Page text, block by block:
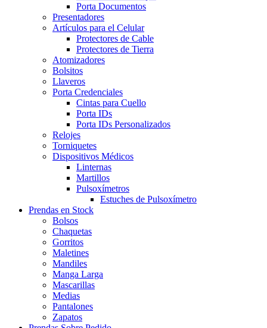
Porta Documentos
Presentadores
Artículos para el Celular
Protectores de Cable
Protectores de Tierra
Atomizadores
Bolsitos
Llaveros
Porta Credenciales
Cintas para Cuello
Porta IDs
Porta IDs Personalizados
Relojes
Torniquetes
Dispositivos Médicos
Linternas
Martillos
Pulsoxímetros
Estuches de Pulsoxímetro
Prendas en Stock
Bolsos
Chaquetas
Gorritos
Maletines
Mandiles
Manga Larga
Mascarillas
Medias
Pantalones
Zapatos